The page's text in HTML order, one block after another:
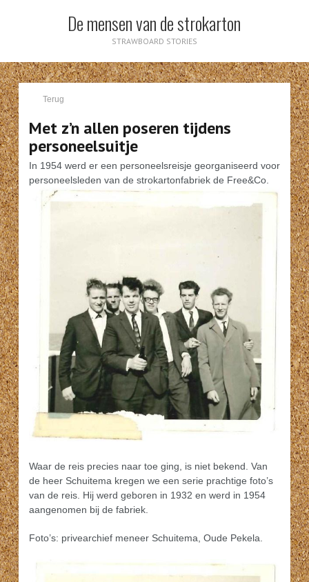
De mensen van de strokarton
STRAWBOARD STORIES
Terug
Met z’n allen poseren tijdens
personeelsuitje
In 1954 werd er een personeelsreisje georganiseerd voor
personeelsleden van de strokartonfabriek de Free&Co.
Waar de reis precies naar toe ging, is niet bekend. Van
de heer Schuitema kregen we een serie prachtige foto’s
van de reis. Hij werd geboren in 1932 en werd in 1954
aangenomen bij de fabriek.
Foto’s: privearchief meneer Schuitema, Oude Pekela.